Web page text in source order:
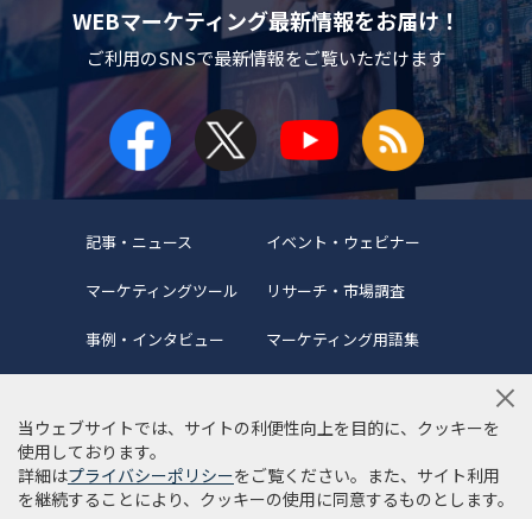
WEBマーケティング最新情報をお届け！
ご利用のSNSで最新情報をご覧いただけます
記事・ニュース イベント・ウェビナー
マーケティングツール リサーチ・市場調査
事例・インタビュー マーケティング用語集
当サイトについて 編集ポリシー
サイトマップ
利用規約
個人情報保護方針
当ウェブサイトでは、サイトの利便性向上を目的に、クッキーを
使用しております。
詳細はプライバシーポリシーをご覧ください。また、サイト利用
を継続することにより、クッキーの使用に同意するものとします。